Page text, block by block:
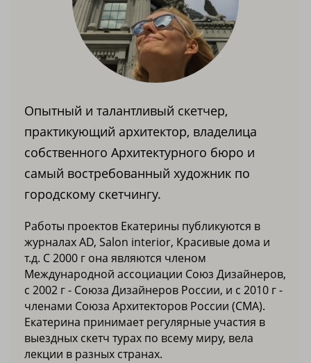
Опытный и талантливый скетчер,
практикующий архитектор, владелица
собственного Архитектурного бюро и
самый востребованный художник по
городскому скетчингу.
Работы проектов Екатерины публикуются в
журналах AD, Salon interior, Красивые дома и
т.д. С 2000 г она являются членом
Международной ассоциации Союз Дизайнеров,
с 2002 г - Союза Дизайнеров России, и с 2010 г -
членами Союза Архитекторов России (СМА).
Екатерина принимает регулярные участия в
выездных скетч турах по всему миру, вела
лекции в разных странах.